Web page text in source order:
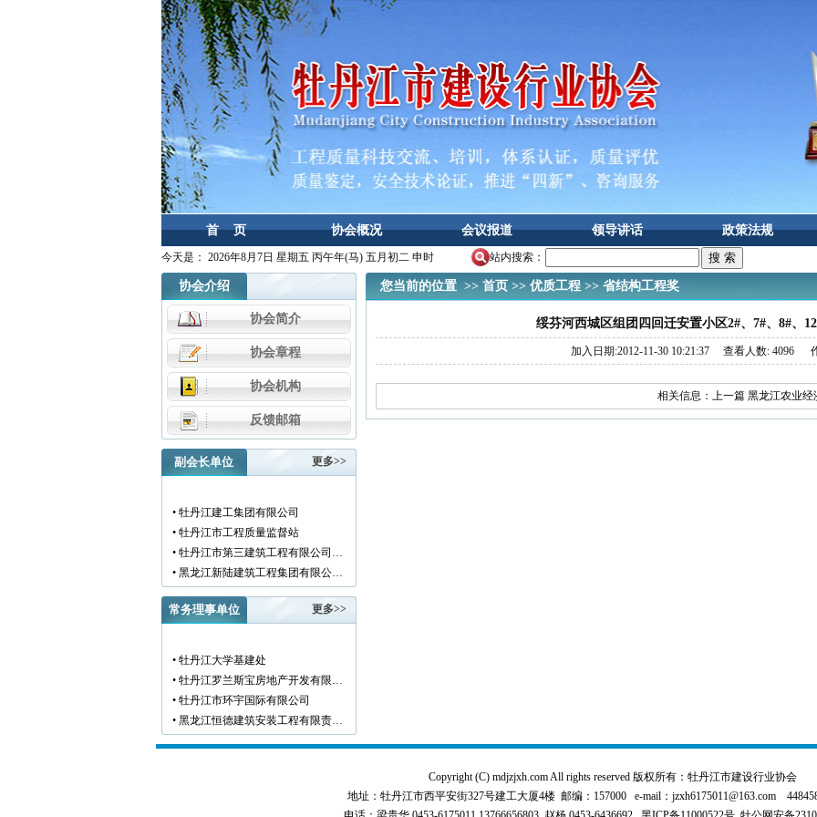
首 页 协会概况 会议报道 领导讲话 政策法规
今天是： 2026年8月7日 星期五 丙午年(马) 五月初二 申时 站内搜索：
协会介绍
协会简介
协会章程
协会机构
反馈邮箱
副会长单位 更多>>
• 牡丹江建工集团有限公司
• 牡丹江市工程质量监督站
• 牡丹江市第三建筑工程有限公司…
• 黑龙江新陆建筑工程集团有限公…
• 牡丹江市安装工程有限公司
• 黑龙江北方工具有限公司
• 黑龙江新宏基建设集团有限公司…
• 金跃集团有限公司
• 黑龙江海华建设集团
• 上海绿地集团牡丹江置业有限公…
• 牡丹江桃源房地产开发有限公司…
常务理事单位 更多>>
• 牡丹江大学基建处
• 牡丹江罗兰斯宝房地产开发有限…
• 牡丹江市环宇国际有限公司
• 黑龙江恒德建筑安装工程有限责…
• 牡丹江华威建筑工程有限责任公…
您当前的位置 >> 首页>> 优质工程>> 省结构工程奖
绥芬河西城区组团四回迁安置小区2#、7#、8#、
加入日期:2012-11-30 10:21:37 查看人数: 4096
相关信息： 上一篇 黑龙江农业
Copyright (C) mdjzjxh.com All rights reserved 版权所有：牡丹江市建设行业协会
地址：牡丹江市西平安街327号建工大厦4楼 邮编：157000 e-mail：jzxh6175011@163.com